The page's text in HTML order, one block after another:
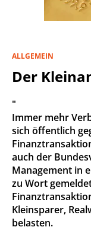
ALLGEMEIN
Der
"
Immer mehr
sich öffentlich
auch der
Management in
zu Wort
Kleinsparer,
belasten.